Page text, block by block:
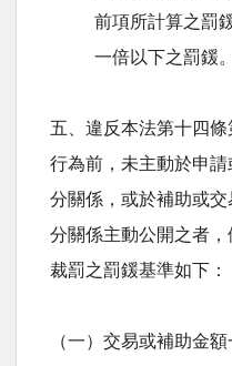
前項所計算之罰
一倍以下之罰鍰。
五、違反本法第十四
行為前，未主動於申
分關係，或於補助或
分關係主動公開之者
裁罰之罰鍰基準如下：
（一）交易或補助金